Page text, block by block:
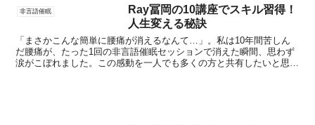
数段上げる講座が誕生しました。新しい
暗示の入れ方を学んで頂きま...
非言語催眠
Ray冨岡の10講座でスキル習得！
人生変える秘訣
「まさかこんな簡単に腰痛が消えるなんて…」。私は10年間苦しん
だ腰痛が、たった1回の非言語催眠セッションで消えた瞬間、思わず
涙がこぼれました。この感動を一人でも多くの方と共有したいと思